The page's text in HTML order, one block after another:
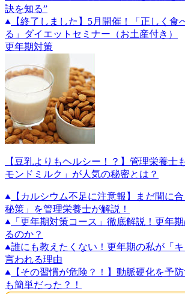
訣を知る”
【終了しました】5月開催！「正しく食
る」ダイエットセミナー（お土産付き）
更年期対策
【豆乳よりもヘルシー！？】管理栄養士
モンドミルク」が人気の秘密とは？
【カルシウム不足に注意報】まだ間に
秘策」を管理栄養士が解説！
「更年期対策コース」徹底解説！更年
るのか？
誰にも教えたくない！更年期の私が「
言われる理由
【その習慣が危険？！】動脈硬化を予
も簡単だった？！